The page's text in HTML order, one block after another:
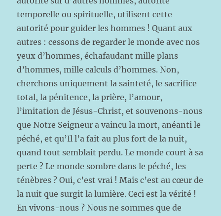
temporelle ou spirituelle, utilisent cette
autorité pour guider les hommes ! Quant aux
autres : cessons de regarder le monde avec nos
yeux d’hommes, échafaudant mille plans
d’hommes, mille calculs d’hommes. Non,
cherchons uniquement la sainteté, le sacrifice
total, la pénitence, la prière, l’amour,
l’imitation de Jésus-Christ, et souvenons-nous
que Notre Seigneur a vaincu la mort, anéanti le
péché, et qu’Il l’a fait au plus fort de la nuit,
quand tout semblait perdu. Le monde court à sa
perte ? Le monde sombre dans le péché, les
ténèbres ? Oui, c’est vrai ! Mais c’est au cœur de
la nuit que surgit la lumière. Ceci est la vérité !
En vivons-nous ? Nous ne sommes que de